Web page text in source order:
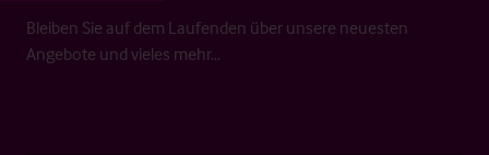
Bleiben Sie auf dem Laufenden über unsere neuesten
Angebote und vieles mehr…